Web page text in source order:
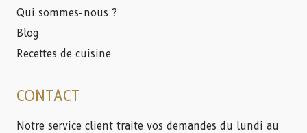
Qui sommes-nous ?
Blog
Recettes de cuisine
CONTACT
Notre service client traite vos demandes du lundi au